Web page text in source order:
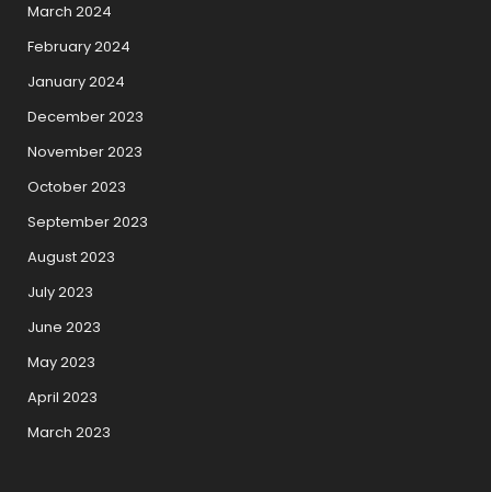
March 2024
February 2024
January 2024
December 2023
November 2023
October 2023
September 2023
August 2023
July 2023
June 2023
May 2023
April 2023
March 2023